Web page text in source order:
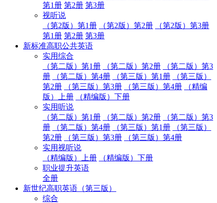
第1册 第2册 第3册
视听说
（第2版）第1册
（第2版）第2册
（第2版）第3册
第1册 第2册 第3册
新标准高职公共英语
实用综合
（第二版）第1册
（第二版）第2册
（第二版）第3
册
（第二版）第4册 （第三版）第1册
（第三版）
第2册
（第三版）第3册 （第三版）第4册
（精编
版）上册
（精编版）下册
实用听说
（第二版）第1册
（第二版）第2册
（第二版）第3
册
（第二版）第4册 （第三版）第1册
（第三版）
第2册
（第三版）第3册
（第三版）第4册
实用视听说
（精编版）上册
（精编版）下册
职业提升英语
全册
新世纪高职英语（第三版）
综合